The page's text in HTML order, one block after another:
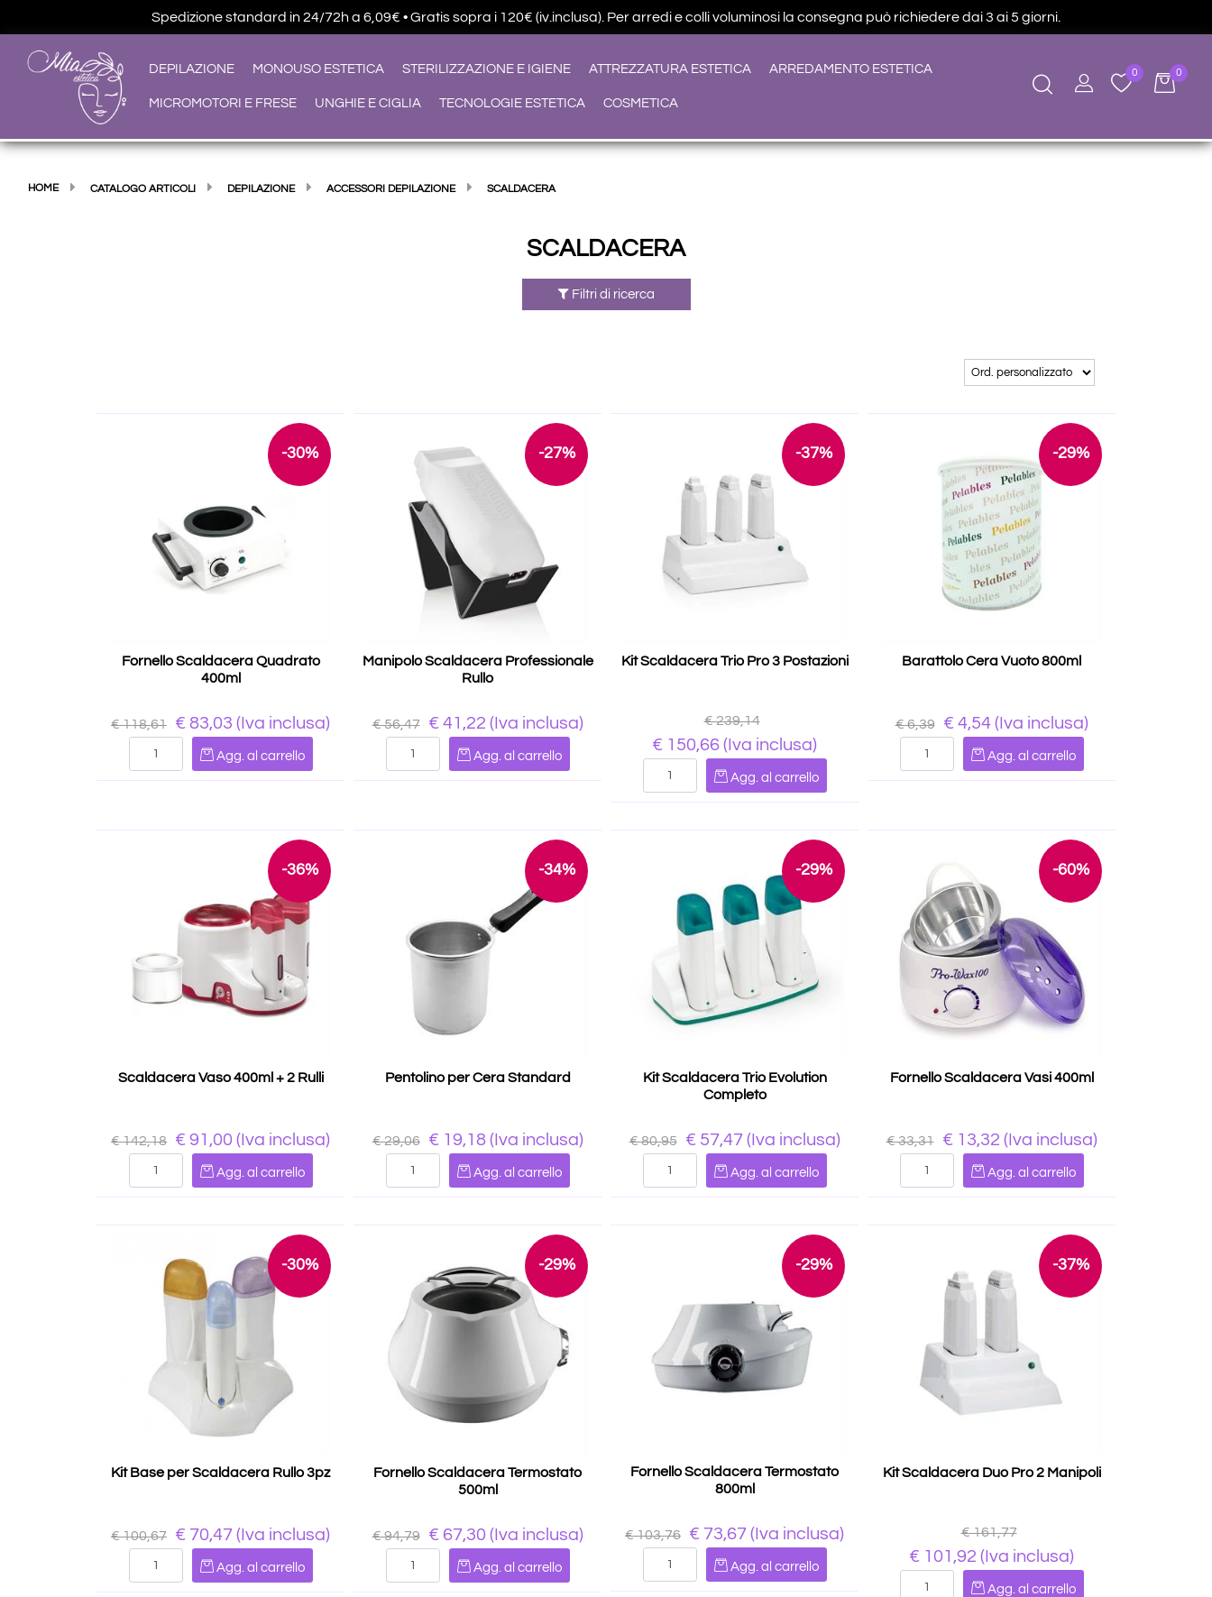
Spedizione standard in 24/72h a 6,09€ • Gratis sopra i 120€ (iv.inclusa). Per arredi e colli voluminosi la consegna può richiedere dai 3 ai 5 giorni.
DEPILAZIONE MONOUSO ESTETICA STERILIZZAZIONE E IGIENE ATTREZZATURA ESTETICA ARREDAMENTO ESTETICA
MICROMOTORI E FRESE UNGHIE E CIGLIA TECNOLOGIE ESTETICA COSMETICA
0 0
HOME CATALOGO ARTICOLI DEPILAZIONE ACCESSORI DEPILAZIONE SCALDACERA
SCALDACERA
Filtri di ricerca
-30%
Fornello Scaldacera Quadrato
400ml
€ 118,61 € 83,03 (Iva inclusa)
Quantità
Agg. al carrello
-27%
Manipolo Scaldacera Professionale
Rullo
€ 56,47 € 41,22 (Iva inclusa)
Quantità
Agg. al carrello
-37%
Kit Scaldacera Trio Pro 3 Postazioni
€ 239,14
€ 150,66 (Iva inclusa)
Quantità
Agg. al carrello
-29%
Barattolo Cera Vuoto 800ml
€ 6,39 € 4,54(Iva inclusa)
Quantità
Agg. al carrello
-36%
Scaldacera Vaso 400ml + 2 Rulli
€ 142,18 € 91,00 (Iva inclusa)
Quantità
Agg. al carrello
-34%
Pentolino per Cera Standard
€ 29,06 € 19,18(Iva inclusa)
Quantità
Agg. al carrello
-29%
Kit Scaldacera Trio Evolution
Completo
€ 80,95 € 57,47 (Iva inclusa)
Quantità
Agg. al carrello
-60%
Fornello Scaldacera Vasi 400ml
€ 33,31 € 13,32 (Iva inclusa)
Quantità
Agg. al carrello
-30%
Kit Base per Scaldacera Rullo 3pz
€ 100,67 € 70,47 (Iva inclusa)
Quantità
Agg. al carrello
-29%
Fornello Scaldacera Termostato
500ml
€ 94,79 € 67,30 (Iva inclusa)
Quantità
Agg. al carrello
-29%
Fornello Scaldacera Termostato
800ml
€ 103,76 € 73,67 (Iva inclusa)
Quantità
Agg. al carrello
-37%
Kit Scaldacera Duo Pro 2 Manipoli
€ 161,77
€ 101,92 (Iva inclusa)
Quantità
Agg. al carrello